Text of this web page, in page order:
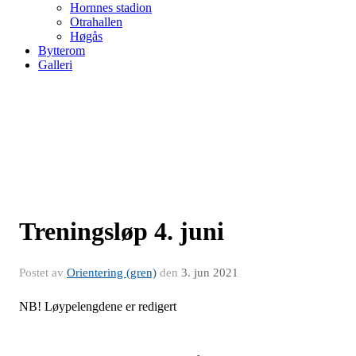
Hornnes stadion
Otrahallen
Høgås
Bytterom
Galleri
Treningsløp 4. juni
Postet av Orientering (gren) den 3. jun 2021
NB! Løypelengdene er redigert